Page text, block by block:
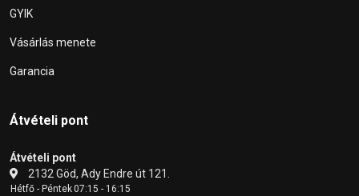
GYIK
Vásárlás menete
Garancia
Átvételi pont
Átvételi pont
2132 Göd, Ady Endre út 121.
Hétfő - Péntek07:15 - 16:15